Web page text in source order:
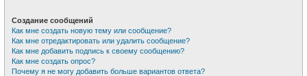
Создание сообщений
Как мне создать новую тему или сообщение?
Как мне отредактировать или удалить сообщение?
Как мне добавить подпись к своему сообщению?
Как мне создать опрос?
Почему я не могу добавить больше вариантов ответа?